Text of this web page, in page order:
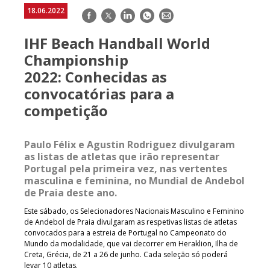
18.06.2022 Facebook
TwitterLinkedInWhatsApp
E-
IHF Beach Handball World
Championship
2022: Conhecidas as
convocatórias para a
competição
Paulo Félix e Agustin Rodriguez divulgaram
as listas de atletas que irão representar
Portugal pela primeira vez, nas vertentes
masculina e feminina, no Mundial de Andebol
de Praia deste ano.
Este sábado, os Selecionadores Nacionais Masculino e Feminino
de Andebol de Praia divulgaram as respetivas listas de atletas
convocados para a estreia de Portugal no Campeonato do
Mundo da modalidade, que vai decorrer em Heraklion, Ilha de
Creta, Grécia, de 21 a 26 de junho. Cada seleção só poderá
levar 10 atletas.